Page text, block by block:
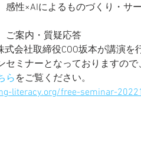
感性×AIによるものづくり・サ
ご案内・質疑応答
会社取締役COO坂本が講演を
セミナーとなっておりますので
ら をご覧ください。
literacy.org/free-seminar-